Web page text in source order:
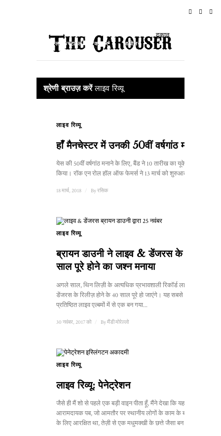
लाइफस्टाइल और कल्चर आयोजन
दुकान
श्रेणी ब्राउज़ करेंलाइव रिव्यू
लाइव रिव्यू
हाँ मैनचेस्टर में उनकी 50वीं वर्षगांठ मनाएं
येस की 50वीं वर्षगांठ मनाने के लिए, बैंड ने 10 तारीख का यूके दौरा
किया। रॉक एन रोल हॉल ऑफ फेमर्स ने 13 मार्च को शुरुआत की...
18 मार्च, 2018 Byरसिक
लाइव रिव्यू
ब्रायन डाउनी ने लाइव & डेंजरस के 40
साल पूरे होने का जश्न मनाया
अगले साल, थिन लिज़ी के अत्यधिक प्रभावशाली रिकॉर्ड लाइव एंड
डेंजरस के रिलीज़ होने के 40 साल पूरे हो जाएंगे। यह सबसे
प्रतिष्ठित लाइव एल्बमों में से एक बन गया...
30 नवंबर, 2017 को Byमैंडी मोरेल्लो
लाइव रिव्यू
लाइव रिव्यू: पेनेट्रेशन
जैसे ही मैं शो से पहले एक बड़ी वाइन पीता हूँ, मैंने देखा कि यह कभी
आरामदायक पब, जो आमतौर पर स्थानीय लोगों के काम के बाद पीने
के लिए आरक्षित था, तेज़ी से एक मधुमक्खी के छत्ते जैसा बन गया है ...